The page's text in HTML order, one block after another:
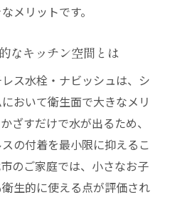
ッチンリフォーム術
ッチンで衛生面も安心の
びで失敗しないチェック
システムキッチンをリフ
メリットです。
なキッチン空間とは
ス水栓・ナビッシュは、シ
おいて衛生面で大きなメリ
ざすだけで水が出るため、
の付着を最小限に抑えるこ
のご家庭では、小さなお子
生的に使える点が評価され